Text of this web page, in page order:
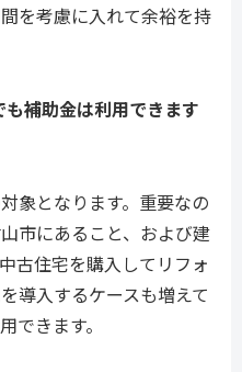
を考慮に入れて余裕を持
補助金は利用できます
象となります。重要なの
市にあること、および建
古住宅を購入してリフォ
導入するケースも増えて
できます。